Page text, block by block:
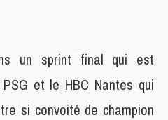
un sprint final qui est
et le HBC Nantes qui
si convoité de champion